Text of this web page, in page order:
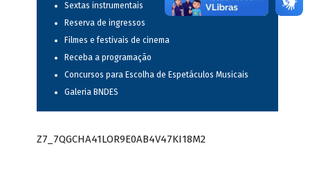
Sextas instrumentais
Reserva de ingressos
Filmes e festivais de cinema
Receba a programação
Concursos para Escolha de Espetáculos Musicais
Galeria BNDES
Z7_7QGCHA41LOR9E0AB4V47KI18M2